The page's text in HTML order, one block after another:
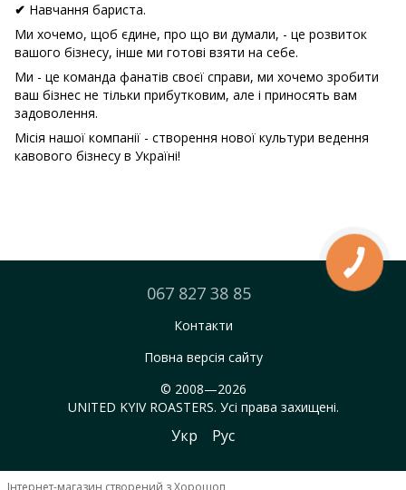
✔ Навчання бариста.
Ми хочемо, щоб єдине, про що ви думали, - це розвиток
вашого бізнесу, інше ми готові взяти на себе.
Ми - це команда фанатів своєї справи, ми хочемо зробити
ваш бізнес не тільки прибутковим, але і приносять вам
задоволення.
Місія нашої компанії - створення нової культури ведення
кавового бізнесу в Україні!
067 827 38 85
Контакти
Повна версія сайту
© 2008—2026
UNITED KYIV ROASTERS. Усі права захищені.
Укр Рус